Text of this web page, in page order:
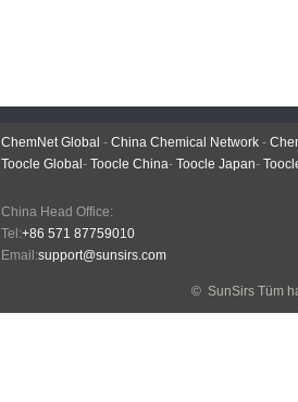
ChemNet Global - China Chemical Network -
Toocle Global - Toocle China- Toocle Japan-
China Head Office:
Tel:+86 571 87759010
Email:support@sunsirs.com
© SunSirs Tüm